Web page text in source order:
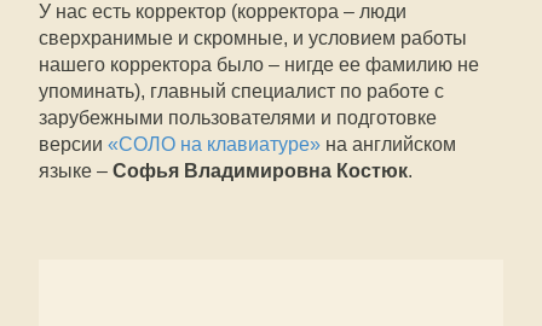
У нас есть корректор (корректора – люди
сверхранимые и скромные, и условием работы
нашего корректора было – нигде ее фамилию не
упоминать), главный специалист по работе с
зарубежными пользователями и подготовке
версии «СОЛО на клавиатуре» на английском
языке – Софья Владимировна Костюк.